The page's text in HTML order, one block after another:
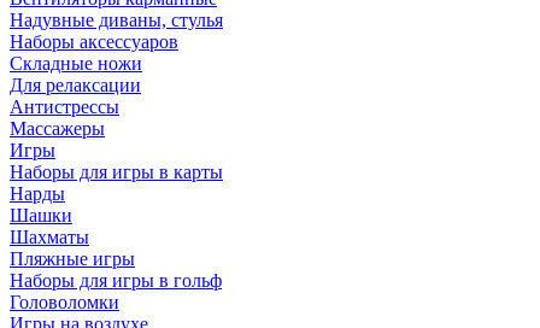
Надувные диваны, стулья
Наборы аксессуаров
Складные ножи
Для релаксации
Антистрессы
Массажеры
Игры
Наборы для игры в карты
Нарды
Шашки
Шахматы
Пляжные игры
Наборы для игры в гольф
Головоломки
Игры на воздухе